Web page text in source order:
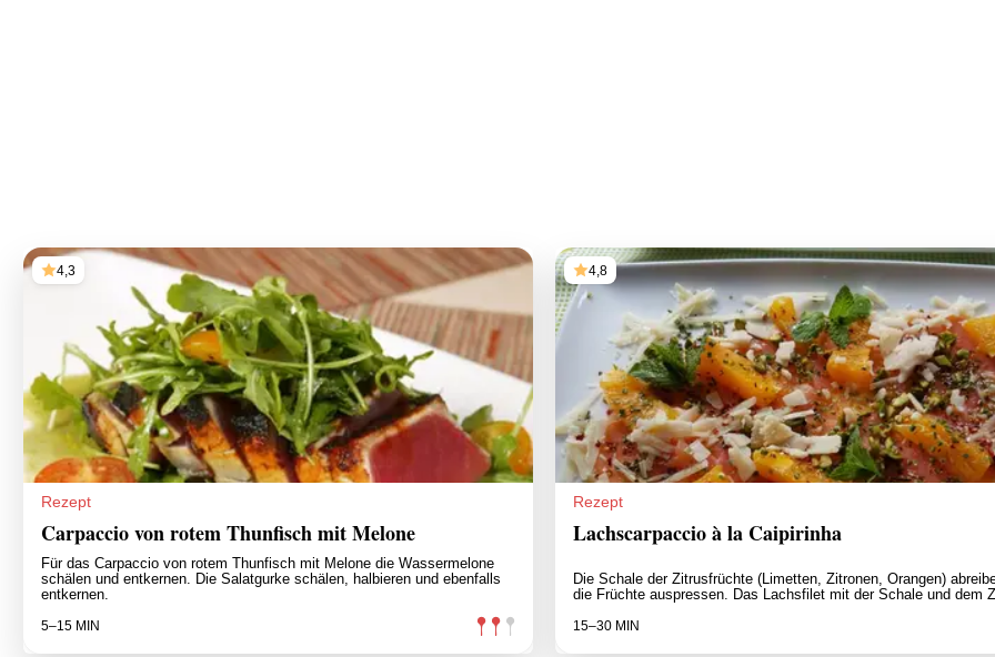
4,3
Rezept
Carpaccio von rotem Thunfisch mit Melone
Für das Carpaccio von rotem Thunfisch mit Melone die Wassermelone
schälen und entkernen. Die Salatgurke schälen, halbieren und ebenfalls
entkernen.
5–15 MIN
4,8
Rezept
Lachscarpaccio à la Caipirinha
Die Schale der Zitrusfrüchte (Limetten, Zitronen, Orangen)
die Früchte auspressen. Das Lachsfilet mit der Schale und dem
15–30 MIN